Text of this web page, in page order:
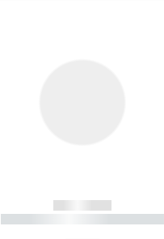
------------
----------- ----------- ----------